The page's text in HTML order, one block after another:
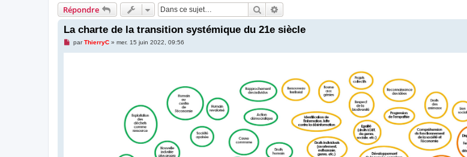
Répondre Rechercher
La charte de la transition systémique du 21e siècle
MparThierryC» mer. 15 juin 2022, 09:56